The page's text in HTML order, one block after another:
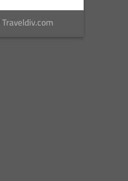
Traveldiv.com